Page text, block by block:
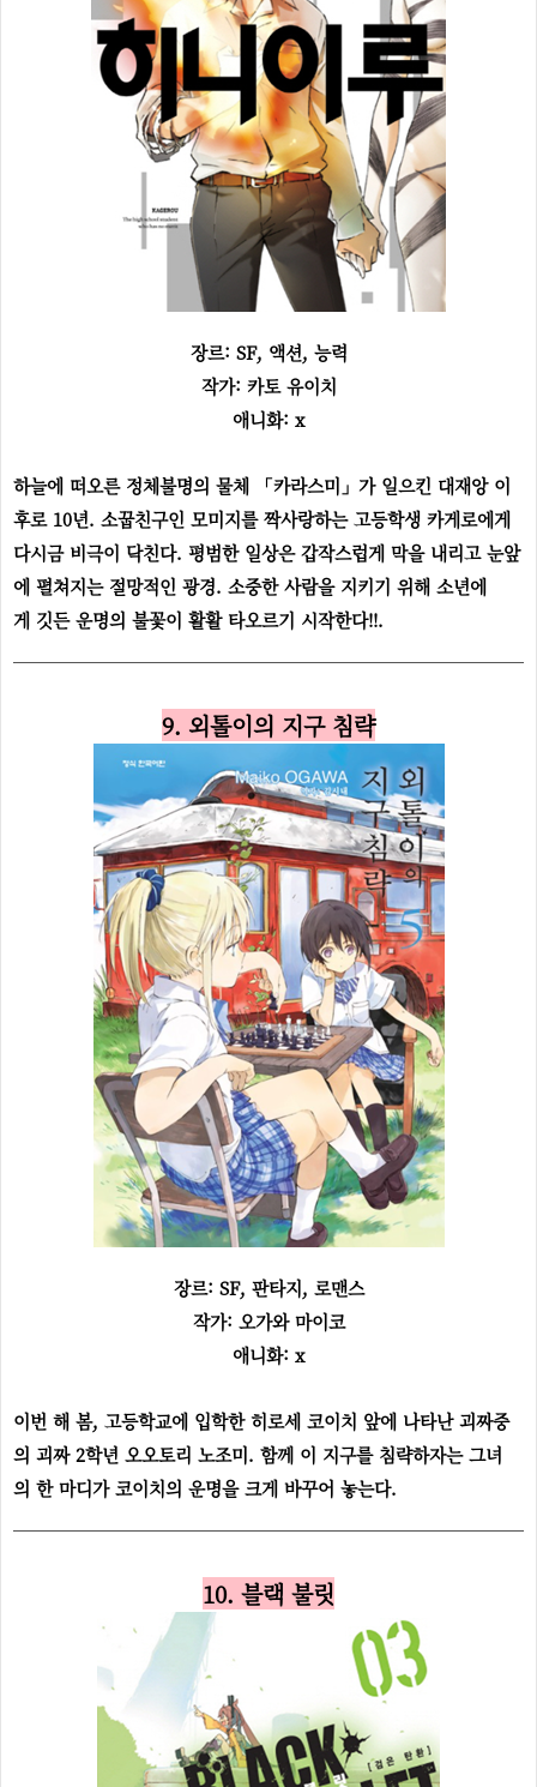
장르: SF, 액션, 능력
작가: 카토 유이치
애니화: x
하늘에 떠오른 정체불명의 물체 「카라스미」가 일으킨 대재앙 이
후로 10년. 소꿉친구인 모미지를 짝사랑하는 고등학생 카게로에게
다시금 비극이 닥친다. 평범한 일상은 갑작스럽게 막을 내리고 눈앞
에 펼쳐지는 절망적인 광경. 소중한 사람을 지키기 위해 소년에
게 깃든 운명의 불꽃이 활활 타오르기 시작한다!!.
9. 외톨이의 지구 침략
장르: SF, 판타지, 로맨스
작가: 오가와 마이코
애니화: x
이번 해 봄, 고등학교에 입학한 히로세 코이치 앞에 나타난 괴짜중
의 괴짜 2학년 오오토리 노조미. 함께 이 지구를 침략하자는 그녀
의 한 마디가 코이치의 운명을 크게 바꾸어 놓는다.
10. 블랙 불릿